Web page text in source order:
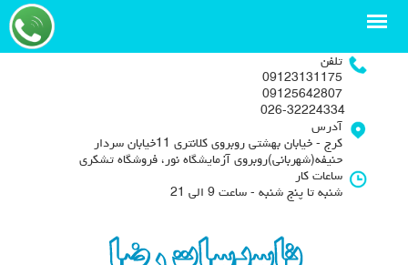
تلفن
09123131175
09125642807
آدرس
کرج - خیابان بهشتی روبروی کلانتری 11خیابان سردار
حنیفه(شهربانی)روبروی آزمایشگاه نور، فروشگاه تشکری
ساعات کار
شنبه تا پنج شنبه - ساعت 9 الی 21